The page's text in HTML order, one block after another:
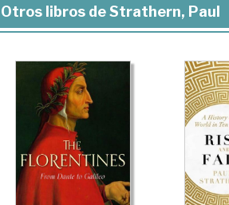
Otros libros de Strathern, Paul